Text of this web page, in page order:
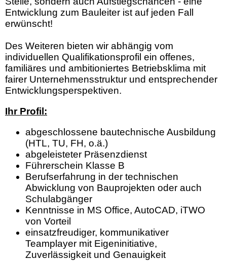
Entwicklung zum Bauleiter ist auf jeden Fall
erwünscht!
Des Weiteren bieten wir abhängig vom
individuellen Qualifikationsprofil ein offenes,
familiäres und ambitioniertes Betriebsklima mit
fairer Unternehmensstruktur und entsprechender
Entwicklungsperspektiven.
Ihr Profil:
abgeschlossene bautechnische Ausbildung
(HTL, TU, FH, o.ä.)
abgeleisteter Präsenzdienst
Führerschein Klasse B
Berufserfahrung in der technischen
Abwicklung von Bauprojekten oder auch
Schulabgänger
Kenntnisse in MS Office, AutoCAD, iTWO
von Vorteil
einsatzfreudiger, kommunikativer
Teamplayer mit Eigeninitiative,
Zuverlässigkeit und Genauigkeit